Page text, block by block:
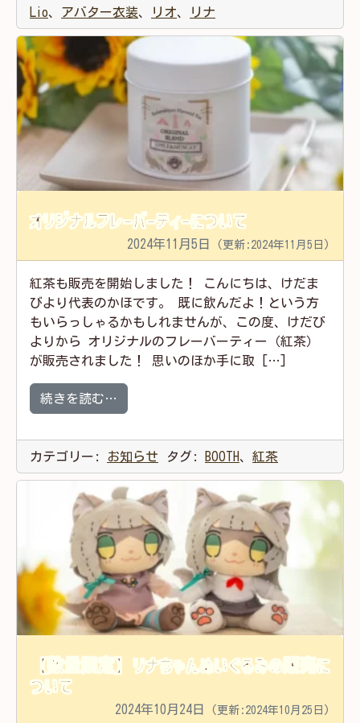
Lio、 アバター衣装、 リオ、 リナ
オリジナルフレーバーティーについて
2024年11月5日 (更新:2024年11月5日)
紅茶も販売を開始しました！ こんにちは、けだま
びより代表のかほです。 既に飲んだよ！という方
もいらっしゃるかもしれませんが、この度、けだび
よりから オリジナルのフレーバーティー（紅茶）
が販売されました！ 思いのほか手に取 […]
続きを読む…
カテゴリー: お知らせ タグ: BOOTH、 紅茶
【数量限定】リナちゃんぬいぐるみの販売に
ついて
2024年10月24日 (更新:2024年10月25日)